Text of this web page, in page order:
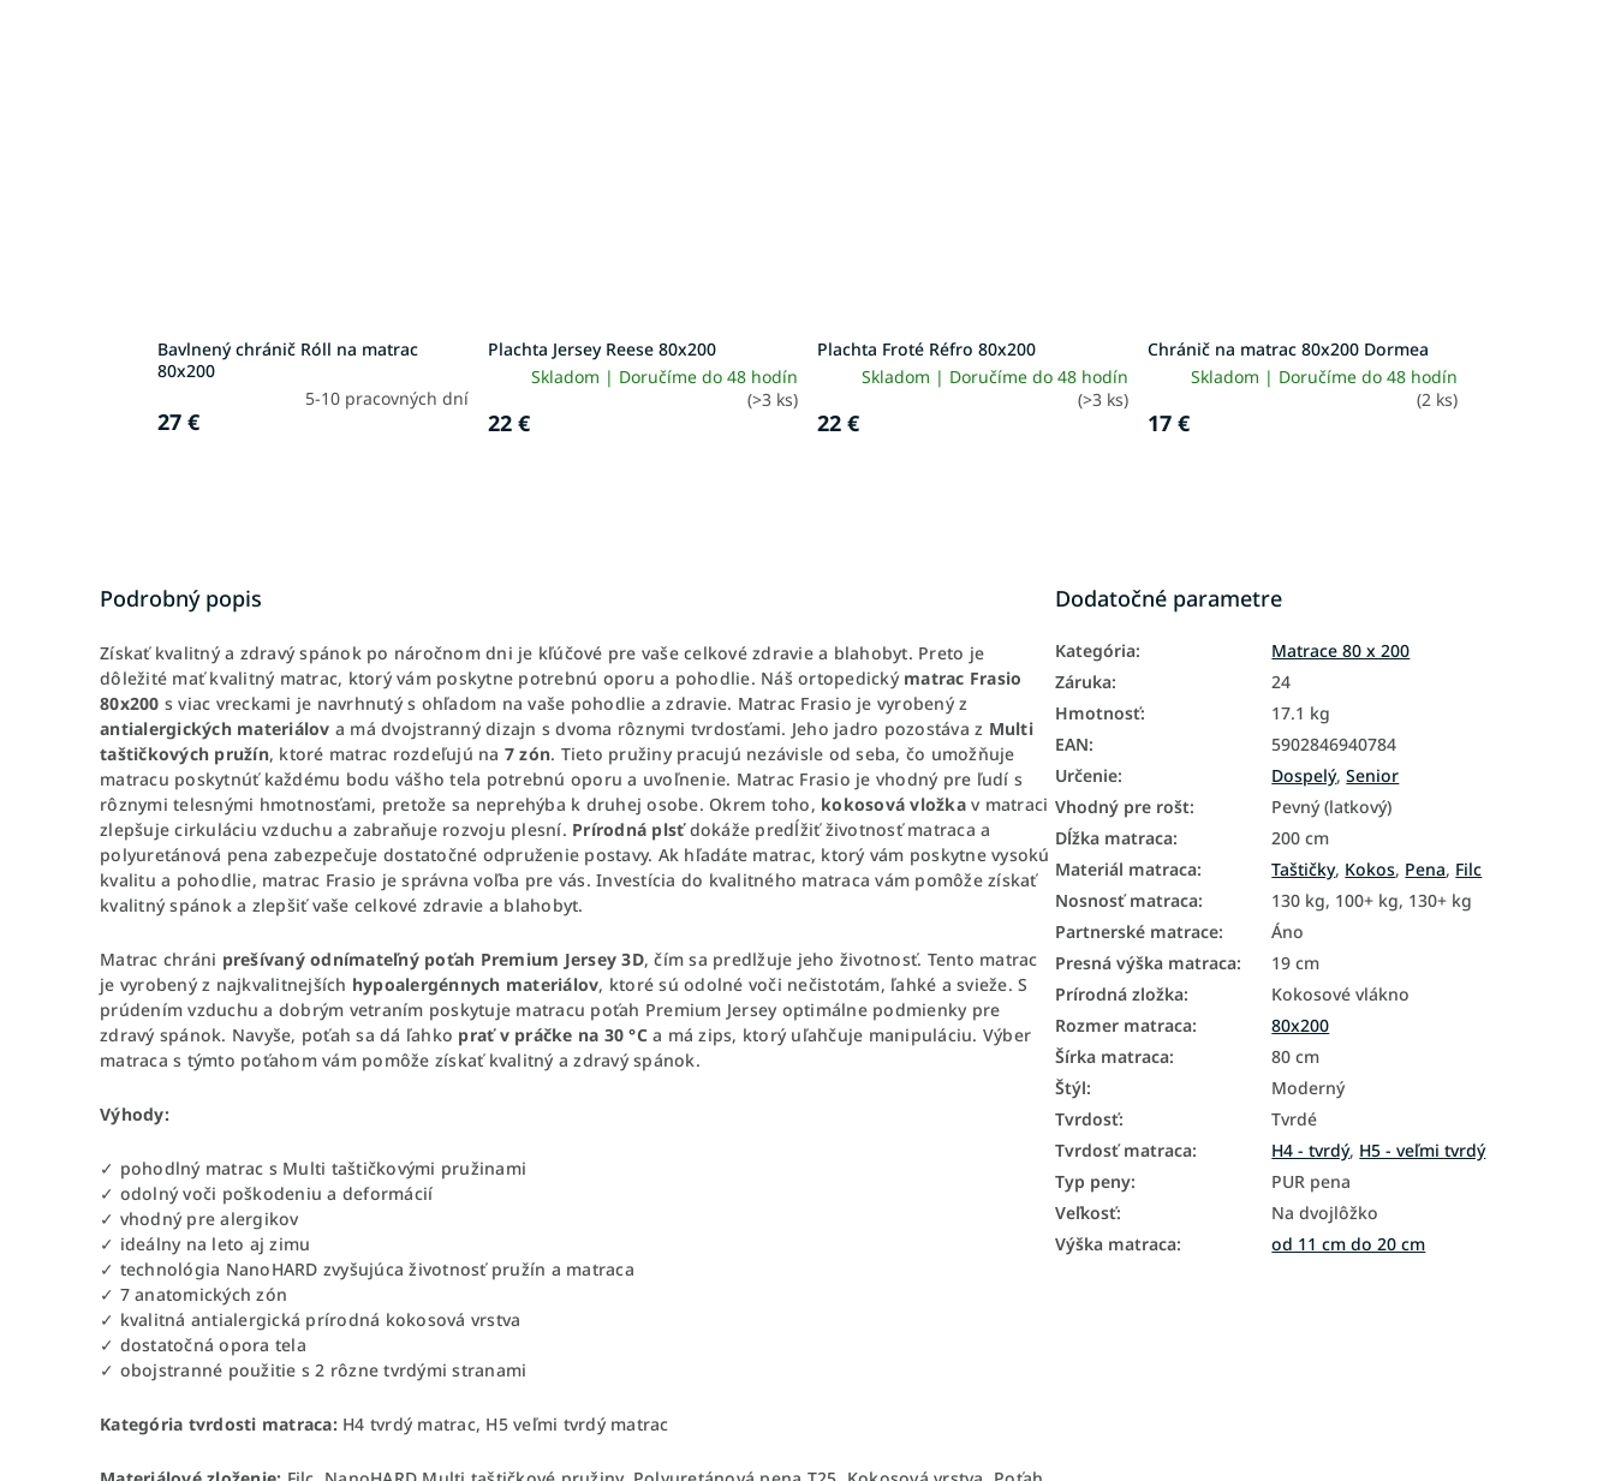
Bavlnený chránič Róll na matrac
80x200
5-10 pracovných dní
27 €
Plachta Jersey Reese 80x200
Skladom | Doručíme do 48 hodín
(>3 ks)
22 €
Plachta Froté Réfro 80x200
Skladom | Doručíme do 48 hodín
(>3 ks)
22 €
Chránič na matrac 80x200 Dormea
Skladom | Doručíme do 48 hodín
(2 ks)
17 €
Podrobný popis
Získať kvalitný a zdravý spánok po náročnom dni je kľúčové pre vaše celkové zdravie a blahobyt. Preto je
dôležité mať kvalitný matrac, ktorý vám poskytne potrebnú oporu a pohodlie. Náš ortopedický matrac Frasio
80x200 s viac vreckami je navrhnutý s ohľadom na vaše pohodlie a zdravie. Matrac Frasio je vyrobený z
antialergických materiálov a má dvojstranný dizajn s dvoma rôznymi tvrdosťami. Jeho jadro pozostáva z Multi
taštičkových pružín, ktoré matrac rozdeľujú na 7 zón. Tieto pružiny pracujú nezávisle od seba, čo umožňuje
matracu poskytnúť každému bodu vášho tela potrebnú oporu a uvoľnenie. Matrac Frasio je vhodný pre ľudí s
rôznymi telesnými hmotnosťami, pretože sa neprehýba k druhej osobe. Okrem toho, kokosová vložkav matraci
zlepšuje cirkuláciu vzduchu a zabraňuje rozvoju plesní. Prírodná plsťdokáže predĺžiť životnosť matraca a
polyuretánová pena zabezpečuje dostatočné odpruženie postavy. Ak hľadáte matrac, ktorý vám poskytne vysokú
kvalitu a pohodlie, matrac Frasio je správna voľba pre vás. Investícia do kvalitného matraca vám pomôže získať
kvalitný spánok a zlepšiť vaše celkové zdravie a blahobyt.
Matrac chráni prešívaný odnímateľný poťah Premium Jersey 3D, čím sa predlžuje jeho životnosť. Tento matrac
je vyrobený z najkvalitnejších hypoalergénnych materiálov, ktoré sú odolné voči nečistotám, ľahké a svieže. S
prúdením vzduchu a dobrým vetraním poskytuje matracu poťah Premium Jersey optimálne podmienky pre
zdravý spánok. Navyše, poťah sa dá ľahko prať v práčke na 30 °Ca má zips, ktorý uľahčuje manipuláciu. Výber
matraca s týmto poťahom vám pomôže získať kvalitný a zdravý spánok.
Výhody:
✓ pohodlný matrac s Multi taštičkovými pružinami
✓ odolný voči poškodeniu a deformácií
✓ vhodný pre alergikov
✓ ideálny na leto aj zimu
✓ technológia NanoHARD zvyšujúca životnosť pružín a matraca
✓ 7 anatomických zón
✓ kvalitná antialergická prírodná kokosová vrstva
✓ dostatočná opora tela
✓ obojstranné použitie s 2 rôzne tvrdými stranami
Kategória tvrdosti matraca: H4 tvrdý matrac, H5 veľmi tvrdý matrac
Dodatočné parametre
Kategória:
Matrace 80 x 200
Záruka:
24
Hmotnosť:
17.1 kg
EAN:
5902846940784
Určenie: Dospelý,Senior
Vhodný pre rošt:
Pevný (latkový)
Dĺžka matraca:
200 cm
Materiál matraca: Taštičky, Kokos, Pena, Filc
Nosnosť matraca:
130 kg, 100+ kg, 130+ kg
Partnerské matrace:
Áno
Presná výška matraca:
19 cm
Prírodná zložka:
Kokosové vlákno
Rozmer matraca:
80x200
Šírka matraca:
80 cm
Štýl:
Moderný
Tvrdosť:
Tvrdé
Tvrdosť matraca: H4 - tvrdý, H5 - veľmi tvrdý
Typ peny:
PUR pena
Veľkosť:
Na dvojlôžko
Výška matraca: od 11 cm do 20 cm